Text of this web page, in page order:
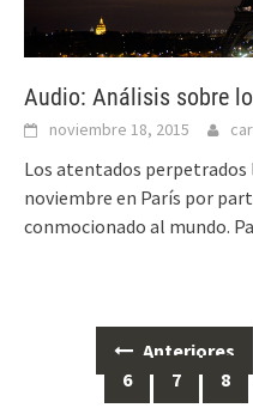
Audio: Análisis sobre
noviembre 18, 2015
Los atentados perpetrados
noviembre en París por
conmocionado al mundo.
Anteriores
6
7 8